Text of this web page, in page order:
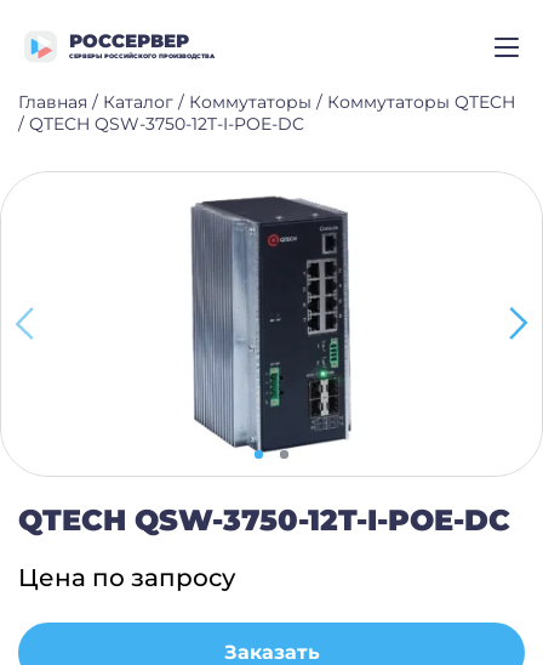
РОССЕРВЕР
СЕРВЕРЫ РОССИЙСКОГО ПРОИЗВОДСТВА
Главная / Каталог / Коммутаторы / Коммутаторы QTECH
/ QTECH QSW-3750-12T-I-POE-DC
QTECH QSW-3750-12T-I-POE-DC
Цена по запросу
Заказать